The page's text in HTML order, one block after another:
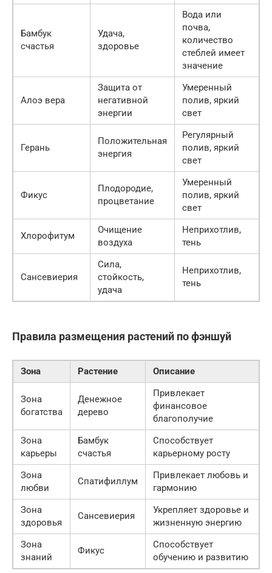
Бамбук
счастья
Удача,
здоровье
Вода или
почва,
количество
стеблей имеет
значение
Алоэ вера
Защита от
негативной
энергии
Умеренный
полив, яркий
свет
Герань
Положительная
энергия
Регулярный
полив, яркий
свет
Фикус
Плодородие,
процветание
Умеренный
полив, яркий
свет
Хлорофитум
Очищение
воздуха
Неприхотлив,
тень
Сансевиерия
Сила,
стойкость,
удача
Неприхотлив,
тень
Правила размещения растений по фэншуй
Зона Растение Описание
Зона
богатства
Денежное
дерево
Привлекает
финансовое
благополучие
Зона
карьеры
Бамбук
счастья
Способствует
карьерному росту
Зона
любви
Спатифиллум
Привлекает любовь и
гармонию
Зона
здоровья
Сансевиерия
Укрепляет здоровье и
жизненную энергию
Зона
знаний
Фикус
Способствует
обучению и развитию